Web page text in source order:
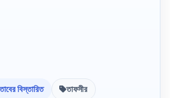
বিস্তারিত তাফসীর